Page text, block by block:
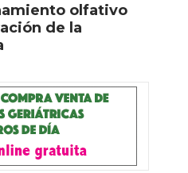
olfativo
de la